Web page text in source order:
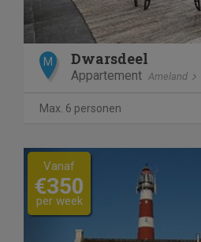
M Dwarsdeel
Appartement Ameland
Max. 6 personen
Previous
Vanaf
€350
per week